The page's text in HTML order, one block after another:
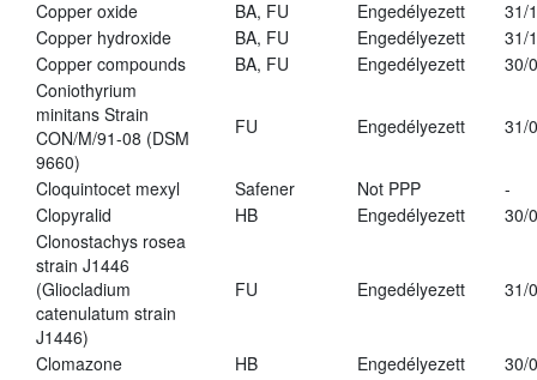
Copper oxide
BA, FU Engedélyezett
31/
Copper hydroxide
BA, FU Engedélyezett
31/
Copper compounds
BA, FU Engedélyezett
30/
Coniothyrium
minitans Strain
CON/M/91-08 (DSM
9660)
FU Engedélyezett 31/
Cloquintocet mexyl Safener Not PPP
-
Clopyralid
HB Engedélyezett
30/
Clonostachys rosea
strain J1446
(Gliocladium
catenulatum strain
J1446)
FU Engedélyezett 31/
Clomazone HB Engedélyezett
30/